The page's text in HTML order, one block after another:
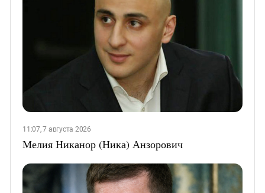
11:07, 7 августа 2026
Мелия Никанор (Ника) Анзорович